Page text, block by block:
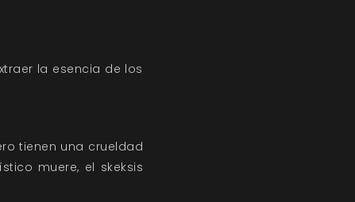
la esencia de los
tienen una crueldad
muere, el skeksis